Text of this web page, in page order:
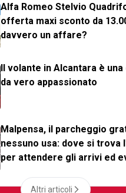
Alfa Romeo Stelvio
offerta maxi sconto da
davvero un affare?
Il volante in Alcantara è
da vero appassionato
Malpensa, il parcheggio
nessuno usa: dove si trova
per attendere gli arrivi ed
Altri articoli